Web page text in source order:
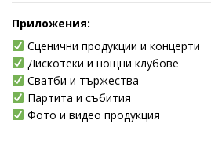
Приложения:
Сценични продукции и концерти
Дискотеки и нощни клубове
Сватби и тържества
Партита и събития
Фото и видео продукция